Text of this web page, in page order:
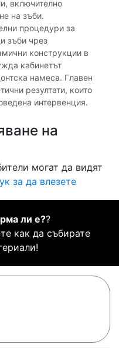
включително
на зъби.
процедури за
зъби чрез
конструкции в
кабинетът
намеса. Главен
резултати, които
интервенция.
на
могат да видят
за да влезете
ли е??
как да събирате